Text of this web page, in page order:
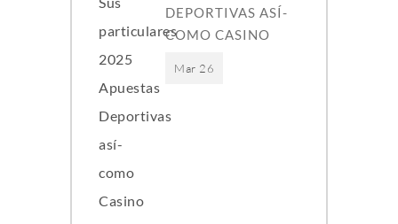
DEPORTIVAS ASÍ­
COMO CASINO
Mar 26